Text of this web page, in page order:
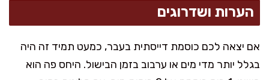
הערות ושדרוגים
אם יצאה לכם כוסמת דייסתית בעבר, כמעט תמיד זה היה
בגלל יותר מדי מים או ערבוב בזמן הבישול. היחס פה הוא